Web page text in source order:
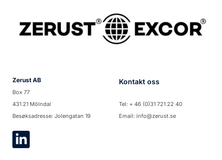
Zerust AB
Box 77
431 21 Mölndal
Besøksadresse: Jolengatan 19
Kontakt oss
Tel: + 46 (0)31 721 22 40
Email: info@zerust.se